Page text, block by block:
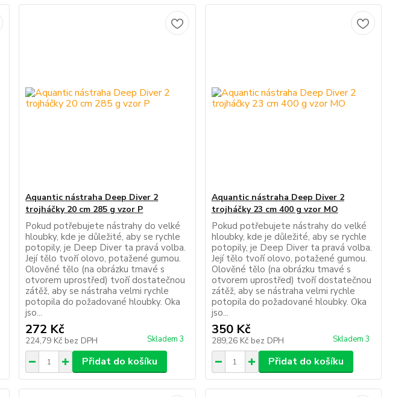
Aquantic nástraha Deep Diver 2
trojháčky 20 cm 285 g vzor P
Pokud potřebujete nástrahy do velké
hloubky, kde je důležité, aby se rychle
potopily, je Deep Diver ta pravá volba.
Její tělo tvoří olovo, potažené gumou.
Olověné tělo (na obrázku tmavé s
otvorem uprostřed) tvoří dostatečnou
zátěž, aby se nástraha velmi rychle
potopila do požadované hloubky. Oka
jso...
272 Kč
224,79 Kč bez DPH Skladem 3
Přidat do košíku
Aquantic nástraha Deep Diver 2
trojháčky 23 cm 400 g vzor MO
Pokud potřebujete nástrahy do velké
hloubky, kde je důležité, aby se rychle
potopily, je Deep Diver ta pravá volba.
Její tělo tvoří olovo, potažené gumou.
Olověné tělo (na obrázku tmavé s
otvorem uprostřed) tvoří dostatečnou
zátěž, aby se nástraha velmi rychle
potopila do požadované hloubky. Oka
jso...
350 Kč
289,26 Kč bez DPH Skladem 3
Přidat do košíku